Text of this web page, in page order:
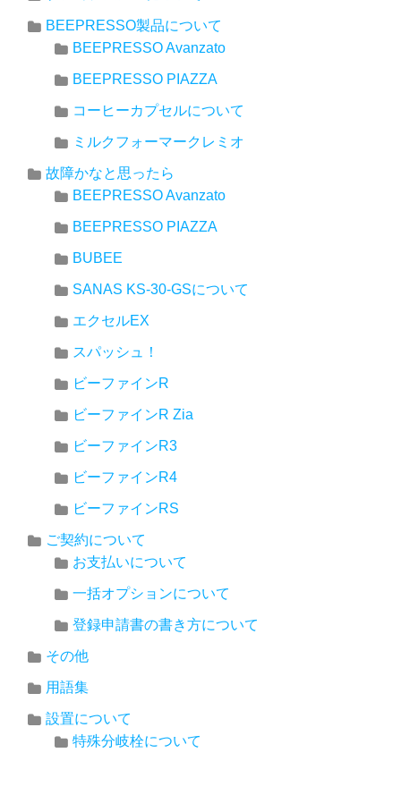
BEEPRESSO製品について
BEEPRESSO Avanzato
BEEPRESSO PIAZZA
コーヒーカプセルについて
ミルクフォーマークレミオ
故障かなと思ったら
BEEPRESSO Avanzato
BEEPRESSO PIAZZA
BUBEE
SANAS KS-30-GSについて
エクセルEX
スパッシュ！
ビーファインR
ビーファインR Zia
ビーファインR3
ビーファインR4
ビーファインRS
ご契約について
お支払いについて
一括オプションについて
登録申請書の書き方について
その他
用語集
設置について
特殊分岐栓について